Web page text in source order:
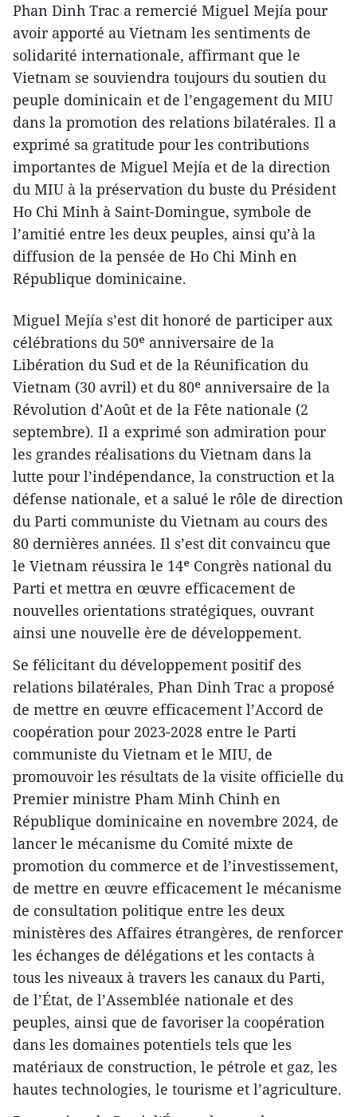
Phan Dinh Trac a remercié Miguel Mejía pour
avoir apporté au Vietnam les sentiments de
solidarité internationale, affirmant que le
Vietnam se souviendra toujours du soutien du
peuple dominicain et de l’engagement du MIU
dans la promotion des relations bilatérales. Il a
exprimé sa gratitude pour les contributions
importantes de Miguel Mejía et de la direction
du MIU à la préservation du buste du Président
Ho Chi Minh à Saint-Domingue, symbole de
l’amitié entre les deux peuples, ainsi qu’à la
diffusion de la pensée de Ho Chi Minh en
République dominicaine.
Miguel Mejía s’est dit honoré de participer aux
célébrations du 50ᵉ anniversaire de la
Libération du Sud et de la Réunification du
Vietnam (30 avril) et du 80ᵉ anniversaire de la
Révolution d’Août et de la Fête nationale (2
septembre). Il a exprimé son admiration pour
les grandes réalisations du Vietnam dans la
lutte pour l’indépendance, la construction et la
défense nationale, et a salué le rôle de direction
du Parti communiste du Vietnam au cours des
80 dernières années. Il s’est dit convaincu que
le Vietnam réussira le 14ᵉ Congrès national du
Parti et mettra en œuvre efficacement de
nouvelles orientations stratégiques, ouvrant
ainsi une nouvelle ère de développement.
Se félicitant du développement positif des
relations bilatérales, Phan Dinh Trac a proposé
de mettre en œuvre efficacement l’Accord de
coopération pour 2023-2028 entre le Parti
communiste du Vietnam et le MIU, de
promouvoir les résultats de la visite officielle du
Premier ministre Pham Minh Chinh en
République dominicaine en novembre 2024, de
lancer le mécanisme du Comité mixte de
promotion du commerce et de l’investissement,
de mettre en œuvre efficacement le mécanisme
de consultation politique entre les deux
ministères des Affaires étrangères, de renforcer
les échanges de délégations et les contacts à
tous les niveaux à travers les canaux du Parti,
de l’État, de l’Assemblée nationale et des
peuples, ainsi que de favoriser la coopération
dans les domaines potentiels tels que les
matériaux de construction, le pétrole et gaz, les
hautes technologies, le tourisme et l’agriculture.